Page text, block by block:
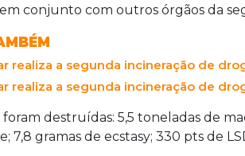
conjunto com outros órgãos da
realiza a segunda incineração de
realiza a segunda incineração de
destruídas: 5,5 toneladas de
7,8 gramas de ecstasy; 330 pts de